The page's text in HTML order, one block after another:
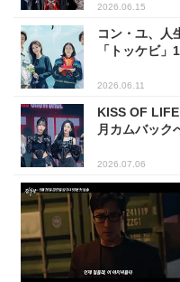
2026.06.15
コン・ユ、人
「トッケビ
2026.06.11
KISS OF
月カムバック
2026.07.06